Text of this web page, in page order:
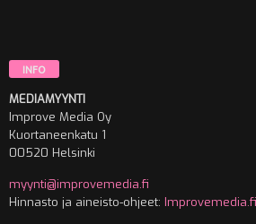
INFO
MEDIAMYYNTI
Improve Media Oy
Kuortaneenkatu 1
00520 Helsinki
myynti@improvemedia.fi
Hinnasto ja aineisto-ohjeet: Improvemedia.fi